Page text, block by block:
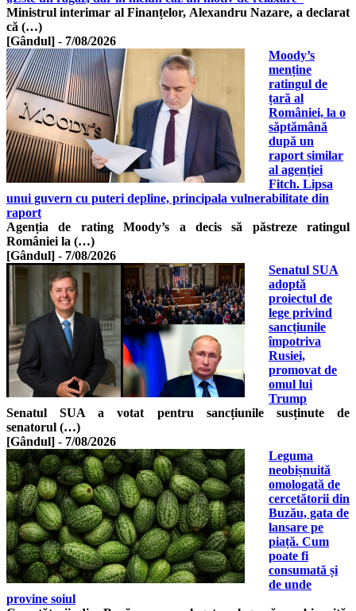
Ministrul interimar al Finanțelor, Alexandru Nazare, a declarat
că (…)
[Gândul] - 7/08/2026
Moody’s
menține
ratingul de
țară al
României, la o
săptămână
după un
raport similar
al agenției
Fitch. Lipsa
unui guvern cu puteri depline, principala vulnerabilitate din
raport
Agenția de rating Moody’s a decis să păstreze ratingul
României la (…)
[Gândul] - 7/08/2026
Senatul SUA
adoptă
proiectul de
lege privind
sancțiunile
împotriva
Rusiei,
promovat de
omul lui
Trump
Senatul SUA a votat pentru sancțiunile susținute de
senatorul (…)
[Gândul] - 7/08/2026
Leguma
neobișnuită
omologată de
cercetătorii din
Buzău, gata de
lansare pe
piață. Cum
poate fi
consumată și
de unde
provine soiul